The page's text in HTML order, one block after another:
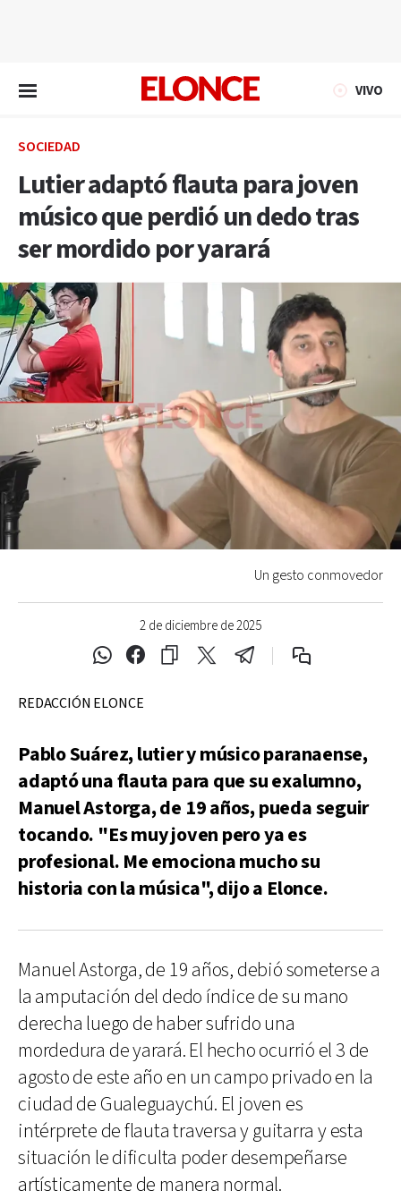
VIVO
SOCIEDAD
Lutier adaptó flauta para joven
músico que perdió un dedo tras
ser mordido por yarará
2 de diciembre de 2025
Un gesto conmovedor
REDACCIÓN ELONCE
Pablo Suárez, lutier y músico paranaense,
adaptó una flauta para que su exalumno,
Manuel Astorga, de 19 años, pueda seguir
tocando. "Es muy joven pero ya es
profesional. Me emociona mucho su
historia con la música", dijo a Elonce.
Manuel Astorga, de 19 años, debió someterse a
la amputación del dedo índice de su mano
derecha luego de haber sufrido una
mordedura de yarará. El hecho ocurrió el 3 de
agosto de este año en un campo privado en la
ciudad de Gualeguaychú. El joven es
intérprete de flauta traversa y guitarra y esta
situación le dificulta poder desempeñarse
artísticamente de manera normal.